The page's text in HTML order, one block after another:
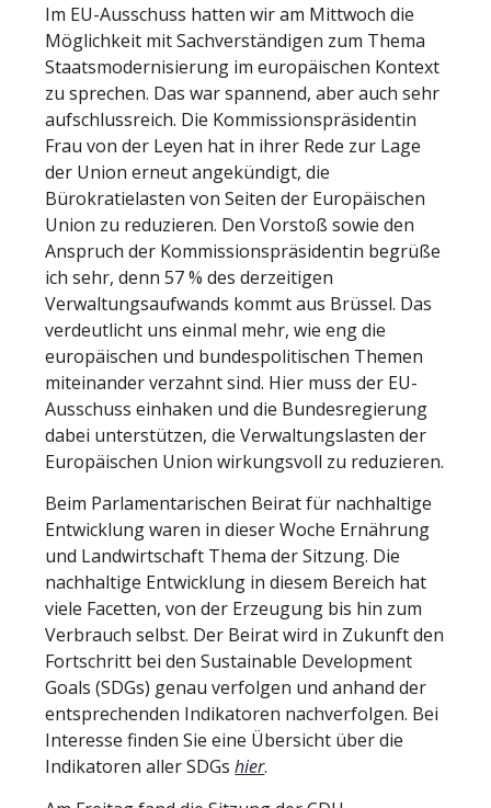
Im EU-Ausschuss hatten wir am Mittwoch die
Möglichkeit mit Sachverständigen zum Thema
Staatsmodernisierung im europäischen Kontext
zu sprechen. Das war spannend, aber auch sehr
aufschlussreich. Die Kommissionspräsidentin
Frau von der Leyen hat in ihrer Rede zur Lage
der Union erneut angekündigt, die
Bürokratielasten von Seiten der Europäischen
Union zu reduzieren. Den Vorstoß sowie den
Anspruch der Kommissionspräsidentin begrüße
ich sehr, denn 57 % des derzeitigen
Verwaltungsaufwands kommt aus Brüssel. Das
verdeutlicht uns einmal mehr, wie eng die
europäischen und bundespolitischen Themen
miteinander verzahnt sind. Hier muss der EU-
Ausschuss einhaken und die Bundesregierung
dabei unterstützen, die Verwaltungslasten der
Europäischen Union wirkungsvoll zu reduzieren.
Beim Parlamentarischen Beirat für nachhaltige
Entwicklung waren in dieser Woche Ernährung
und Landwirtschaft Thema der Sitzung. Die
nachhaltige Entwicklung in diesem Bereich hat
viele Facetten, von der Erzeugung bis hin zum
Verbrauch selbst. Der Beirat wird in Zukunft den
Fortschritt bei den Sustainable Development
Goals (SDGs) genau verfolgen und anhand der
entsprechenden Indikatoren nachverfolgen. Bei
Interesse finden Sie eine Übersicht über die
Indikatoren aller SDGshier.